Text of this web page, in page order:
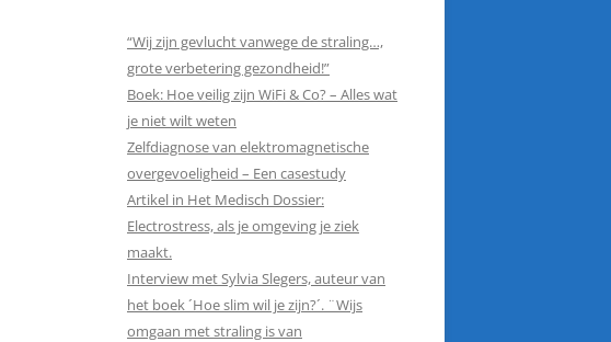
“Wij zijn gevlucht vanwege de straling…,
grote verbetering gezondheid!”
Boek: Hoe veilig zijn WiFi & Co? – Alles wat
je niet wilt weten
Zelfdiagnose van elektromagnetische
overgevoeligheid – Een casestudy
Artikel in Het Medisch Dossier:
Electrostress, als je omgeving je ziek
maakt.
Interview met Sylvia Slegers, auteur van
het boek ´Hoe slim wil je zijn?´. ¨Wijs
omgaan met straling is van